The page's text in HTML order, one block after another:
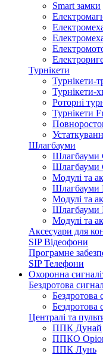
Smart замки
Турнікети
Турнікети-
Турнікети-
Роторні
Турнікети
Шлагбауми
Шлагбауми
Шлагбауми
Модулі та
Шлагбауми
Модулі та
Шлагбауми
Модулі та
Аксесуари для
SIP Відеофони
Програмне
SIP Телефони
Охоронна
Бездротова
Бездротова
Бездротова
Централі та
ППК Дунай
ППКО
ППК Лунь